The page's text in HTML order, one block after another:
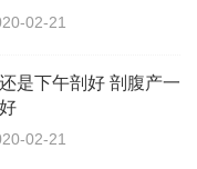
近，不太明显，非
02-21
是下午剖好 剖腹产一
02-21